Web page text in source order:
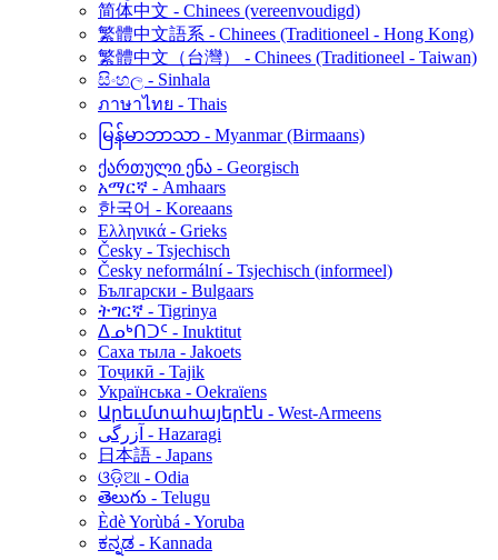
简体中文 - Chinees (vereenvoudigd)
繁體中文語系 - Chinees (Traditioneel - Hong Kong)
繁體中文（台灣） - Chinees (Traditioneel - Taiwan)
සිංහල - Sinhala
ภาษาไทย - Thais
မြန်မာဘာသာ - Myanmar (Birmaans)
ქართული ენა - Georgisch
አማርኛ - Amhaars
한국어 - Koreaans
Ελληνικά - Grieks
Česky - Tsjechisch
Česky neformální - Tsjechisch (informeel)
Български - Bulgaars
ትግርኛ - Tigrinya
ᐃᓄᒃᑎᑐᑦ - Inuktitut
Саха тыла - Jakoets
Тоҷикӣ - Tajik
Українська - Oekraïens
Արեւմտահայերէն - West-Armeens
آزرگی - Hazaragi
日本語 - Japans
ଓଡ଼ିଆ - Odia
తెలుగు - Telugu
Èdè Yorùbá - Yoruba
ಕನ್ನಡ - Kannada